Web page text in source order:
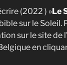
(2022 ) »Le
sur le Soleil.
sur le site de
en